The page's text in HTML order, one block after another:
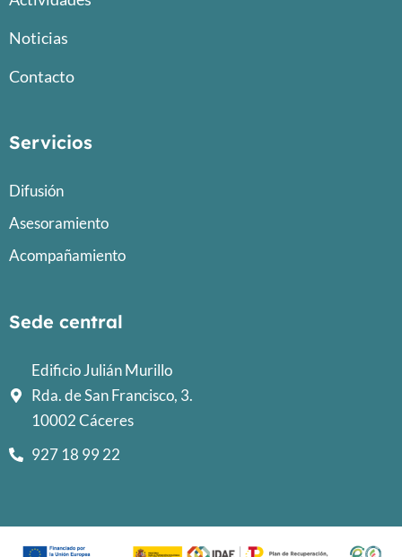
Noticias
Contacto
Servicios
Difusión
Asesoramiento
Acompañamiento
Sede central
Edificio Julián Murillo
Rda. de San Francisco, 3.
10002 Cáceres
927 18 99 22